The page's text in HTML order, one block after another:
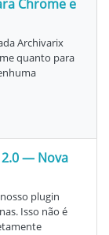
Chrome e
Archivarix
quanto para
— Nova
plugin
Isso não é